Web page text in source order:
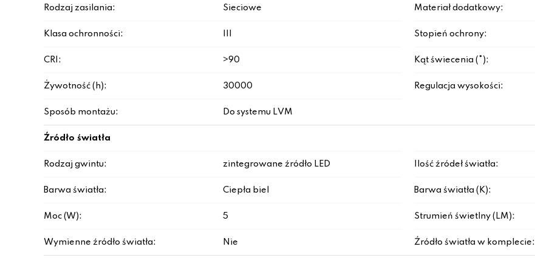
Rodzaj zasilania: Sieciowe Materiał dodatkowy:
Klasa ochronności: Stopień ochrony:
CRI: >90 Kąt świecenia (°):
Żywotność (h): 30000 Regulacja wysokości:
Sposób montażu: Do systemu LVM
Źródło światła
Rodzaj gwintu: zintegrowane źródło LED Ilość źródeł światła:
Barwa światła: Ciepła biel Barwa światła (K):
Moc (W): 5 Strumień świetlny (LM):
Wymienne źródło światła: Nie Źródło światła w komplecie: